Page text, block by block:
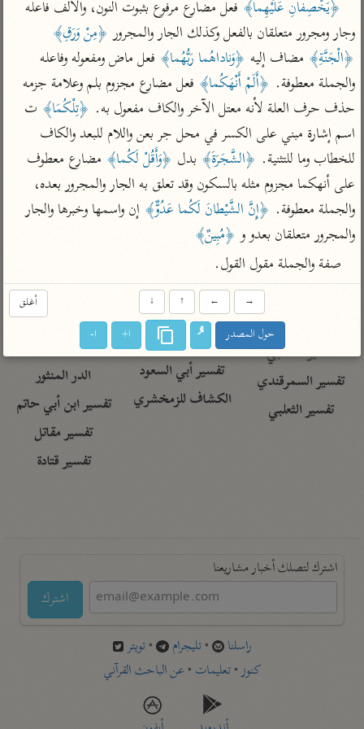
جمع الأقوال
تفسير ابن الجوزي
تفسير الماوردي
منتقاة
تفسير ابن القيم
تفسير ابن تيمية
عامّة
تفسير السمعاني
تفسير مكّي
محاسن التأويل
للقاسمي
تفسير الثعالبي
تفسير السمرقندي
تفسير الثعلبي
تفسير الرازي
أخرى
أضواء البيان
نظم الدرر للبقاعي
لغة وبلاغة
التحرير والتنوير
المحرر الوجيز لابن
البحر المحيط لأبي
حيان
البسيط للواحدي
تفسير أبي السعود
الكشاف للزمخشري
تفسير ابن عثيمين
مركَّزة العبارة
تفسير الجلالين
جامع البيان للإيجي
تفسير البيضاوي
تفسير النسفي
الوجيز للواحدي
موسوعة التفسير
الدر المنثور
تفسير ابن أبي حاتم
تفسير مقاتل
تفسير قتادة
اشترك لتصلك أخبار مشاريعنا
اشترك
راسلنا •تليجرام •تويتر
كنوز•تعليمات •عن الباحث القرآني
﴿يَخْصِفانِ عَلَيْهِما﴾
وجار ومجرور متعلقان بالفعل وكذلك الجار والمجرور ﴿مِنْ وَرَقِ﴾
﴿الْجَنَّةِ﴾ مضاف إليه ﴿وَناداهُما رَبُّهُما﴾
والجملة معطوفة. ﴿أَلَمْ أَنْهَكُما﴾
حذف حرف العلة لأنه معتل الآخر والكاف مفعول به. ﴿تِلْكُمَا﴾
للخطاب وما للتثنية. ﴿الشَّجَرَةَ﴾ بدل ﴿وَأَقُلْ لَكُما﴾
والجملة معطوفة. ﴿إِنَّ الشَّيْطانَ لَكُما عَدُوٌّ﴾
إن واسمها وخبرها والجار
والمجرور متعلقان بعدو و ﴿مُبِينٌ﴾
صفة والجملة مقول القول.
أغلق →
←
↑
↓
حول المصدر ا+ ا-